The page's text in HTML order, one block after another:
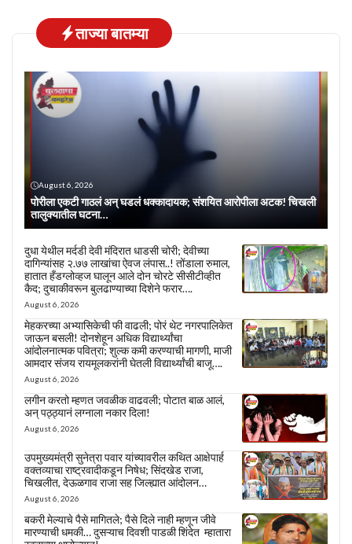
ताज्या बातम्या
August 6, 2026
पोरीला एकटी गाठलं अन् घडलं धक्कादायक; संशयित आरोपीला अटक! चिखली
तालुक्यातील घटना…
दुधा येथील मर्दडी देवी मंदिरात धाडसी चोरी; देवीच्या
दागिन्यांसह २.७७ लाखांचा ऐवज लंपास..! तोंडाला रुमाल,
हातात हँडग्लोव्हज घालून आले दोन चोरटे सीसीटीव्हीत
कैद; दुचाकीवरून बुलढाण्याच्या दिशेने फरार….
August 6, 2026
मेहकरच्या अभ्यासिकेची फी वाढली; पोरं थेट नगरपालिकेत
जाऊन बसली! दोनशेहून अधिक विद्यार्थ्यांचा
आंदोलनात्मक पवित्रा; शुल्क कमी करण्याची मागणी, माजी
आमदार संजय रायमूलकरांनी घेतली विद्यार्थ्यांची बाजू….
August 6, 2026
लगीन करतो म्हणत जवळीक वाढवली; पोटात बाळ आलं,
अन् पठ्ठ्यानं लग्नाला नकार दिला!
August 6, 2026
उपमुख्यमंत्री सुनेत्रा पवार यांच्यावरील कथित आक्षेपार्ह
वक्तव्याचा राष्ट्रवादीकडून निषेध; सिंदखेड राजा,
चिखलीत, देऊळगाव राजा सह जिल्ह्यात आंदोलन…
August 6, 2026
बकरी मेल्याचे पैसे मागितले; पैसे दिले नाही म्हणून जीवे
मारण्याची धमकी… दुसऱ्याच दिवशी पाडळी शिंदेत म्हातारा